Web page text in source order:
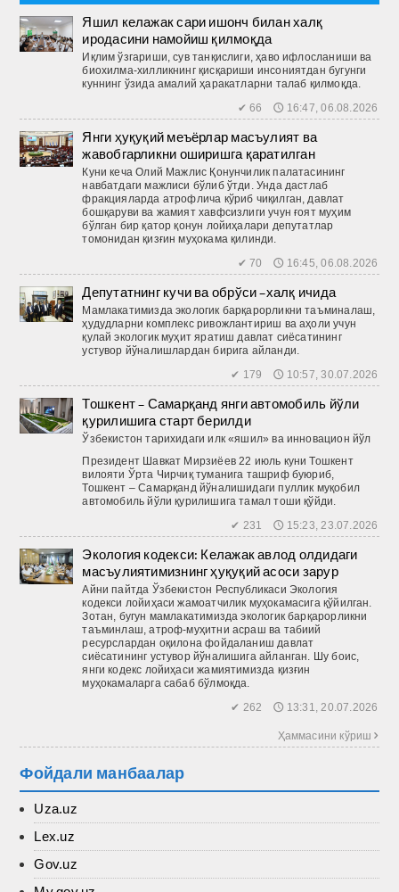
Яшил келажак сари ишонч билан халқ
иродасини намойиш қилмоқда
Иқлим ўзгариши, сув танқислиги, ҳаво ифлосланиши ва
биохилма-хилликнинг қисқариши инсониятдан бугунги
куннинг ўзида амалий ҳаракатларни талаб қилмоқда.
✔ 66 🕔 16:47, 06.08.2026
Янги ҳуқуқий меъёрлар масъулият ва
жавобгарликни оширишга қаратилган
Куни кеча Олий Мажлис Қонунчилик палатасининг
навбатдаги мажлиси бўлиб ўтди. Унда дастлаб
фракцияларда атрофлича кўриб чиқилган, давлат
бошқаруви ва жамият хавфсизлиги учун ғоят муҳим
бўлган бир қатор қонун лойиҳалари депутатлар
томонидан қизғин муҳокама қилинди.
✔ 70 🕔 16:45, 06.08.2026
Депутатнинг кучи ва обрўси –халқ ичида
Мамлакатимизда экологик барқарорликни таъминалаш,
ҳудудларни комплекс ривожлантириш ва аҳоли учун
қулай экологик муҳит яратиш давлат сиёсатининг
устувор йўналишлардан бирига айланди.
✔ 179 🕔 10:57, 30.07.2026
Тошкент – Самарқанд янги автомобиль йўли
қурилишига старт берилди
Ўзбекистон тарихидаги илк «яшил» ва инновацион йўл
Президент Шавкат Мирзиёев 22 июль куни Тошкент
вилояти Ўрта Чирчиқ туманига ташриф буюриб,
Тошкент – Самарқанд йўналишидаги пуллик муқобил
автомобиль йўли қурилишига тамал тоши қўйди.
✔ 231 🕔 15:23, 23.07.2026
Экология кодекси: Келажак авлод олдидаги
масъулиятимизнинг ҳуқуқий асоси зарур
Айни пайтда Ўзбекистон Респуб­ликаси Экология
кодекси лойиҳаси жамоатчилик муҳокамасига қўйилган.
Зотан, бугун мамлакатимизда экологик барқарорликни
таъминлаш, атроф-муҳитни асраш ва табиий
ресурслардан оқилона фойдаланиш давлат
сиёсатининг устувор йўналишига айланган. Шу боис,
янги кодекс лойиҳаси жамиятимизда қизғин
муҳокамаларга сабаб бўлмоқда.
✔ 262 🕔 13:31, 20.07.2026
Ҳаммасини кўриш 
Фойдали манбаалар
Uza.uz
Lex.uz
Gov.uz